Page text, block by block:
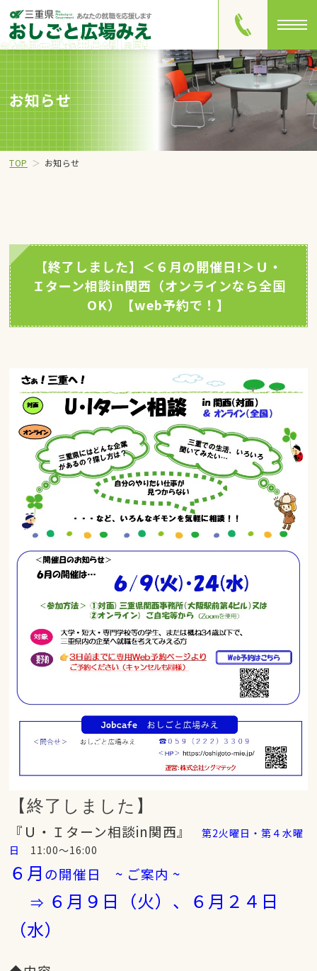
お知らせ
TOP お知らせ
【終了しました】＜６月の開催日!＞Ｕ・
Ｉターン相談in関西（オンラインなら全国
OK）【web予約で！】
【終了しました】
『Ｕ・Ｉターン相談in関西』
第2火曜日・第４水曜
日
11:00～16:00
６月 の開催日 ~ ご案内 ~
⇒ ６ 月９日（火）、 ６ 月２４日
（水）